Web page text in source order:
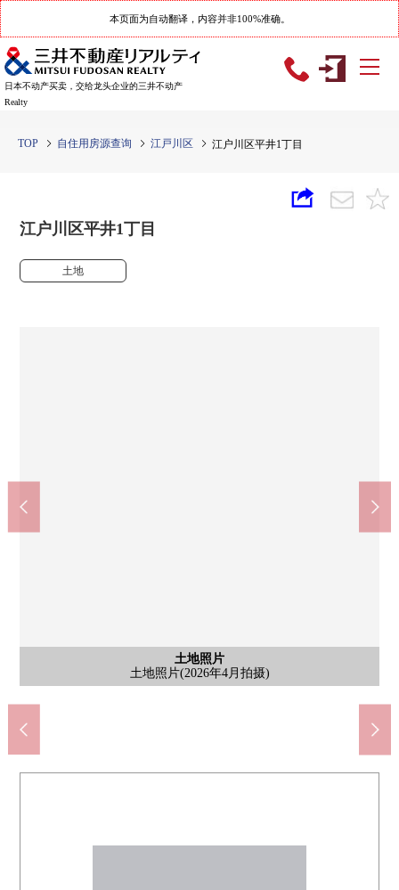
本页面为自动翻译，内容并非100%准确。
日本不动产买卖，交给龙头企业的三井不动产
Realty
TOP 自住用房源查询 江戸川区 江户川区平井1丁目
江户川区平井1丁目
土地
土地照片
土地照片(2026年4月拍摄)
土地照片
土地照片(2026年4月拍摄)
土地照片
土地照片全景(2026年4月拍摄)
含有前面道路的外观
前面道路
含有前面道路的外观
前面道路
全体区划图
全体区划图
小松川小学(约400m)
小松川第2中学(约600m)
THE BIG-A江户川小松川商店(约350m)